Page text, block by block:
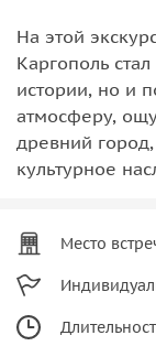
На этой
Каргополь
истории, но и
атмосферу,
древний
культурное
Место